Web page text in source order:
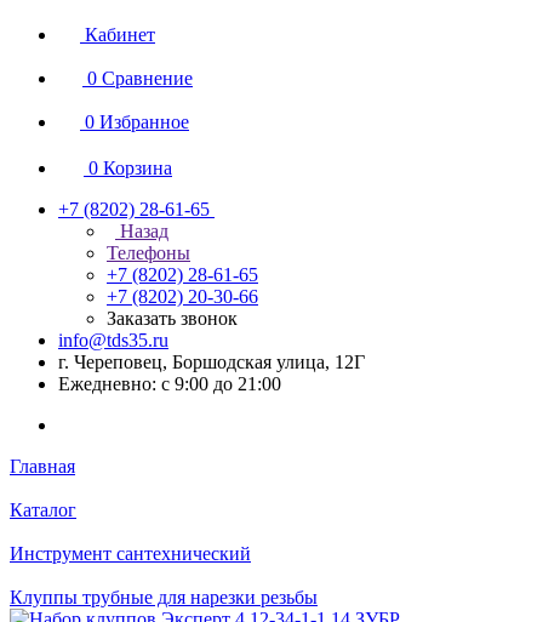
Кабинет
0 Сравнение
0 Избранное
0 Корзина
+7 (8202) 28‑61-65
Назад
Телефоны
+7 (8202) 28‑61-65
+7 (8202) 20‑30-66
Заказать звонок
info@tds35.ru
г. Череповец, Боршодская улица, 12Г
Ежедневно: с 9:00 до 21:00
Главная
Каталог
Инструмент сантехнический
Клуппы трубные для нарезки резьбы